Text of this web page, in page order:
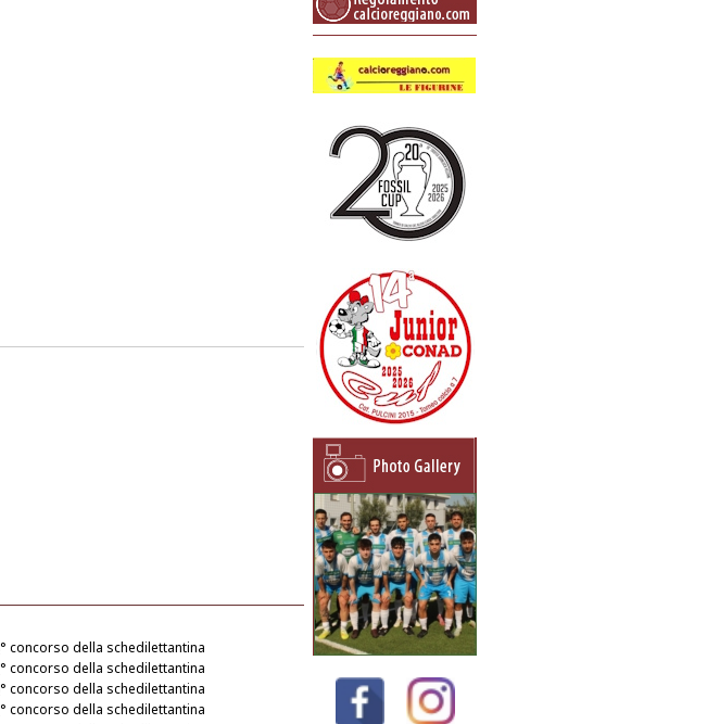
° concorso della schedilettantina
° concorso della schedilettantina
° concorso della schedilettantina
° concorso della schedilettantina